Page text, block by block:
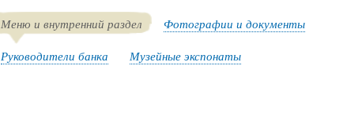
Меню и внутренний раздел Фотографии и документы
Руководители банка Музейные экспонаты